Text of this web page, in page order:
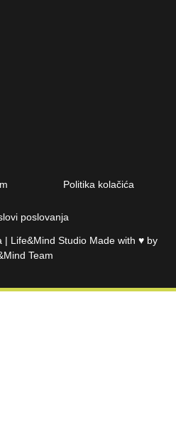
Politika kolačića
poslovanja
| Life&Mind Studio Made with ♥️ by
Team